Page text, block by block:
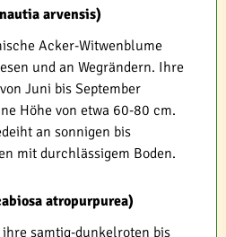
arvensis)
Acker-Witwenblume
und an Wegrändern. Ihre
Juni bis September
Höhe von etwa 60-80 cm.
an sonnigen bis
mit durchlässigem Boden.
atropurpurea)
samtig-dunkelroten bis